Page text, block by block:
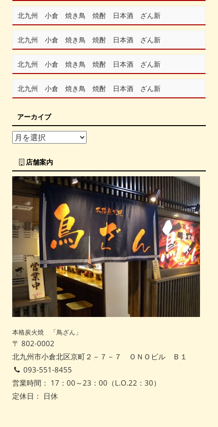
北九州 小倉 焼き鳥 焼酎 日本酒 ざん新
北九州 小倉 焼き鳥 焼酎 日本酒 ざん新
北九州 小倉 焼き鳥 焼酎 日本酒 ざん新
北九州 小倉 焼き鳥 焼酎 日本酒 ざん新
アーカイブ
店舗案内
本格炭火焼 「鳥ざん」
〒 802-0002
北九州市小倉北区京町２－７－７ ＯＮＯビル Ｂ１
093-551-8455
営業時間： 17：00～23：00（L.O.22：30）
定休日： 日休